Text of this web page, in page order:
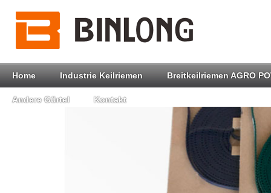
Home Industrie Keilriemen Breitkeilriemen AGRO
Andere Gürtel Kontakt